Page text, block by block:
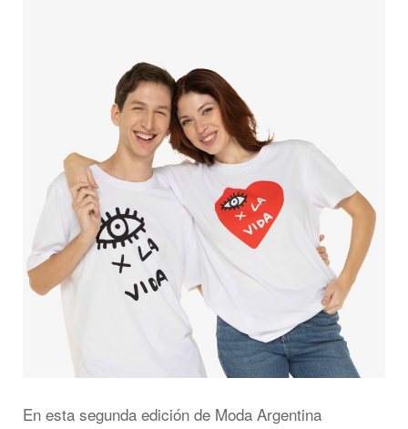
En esta segunda edición de Moda Argentina